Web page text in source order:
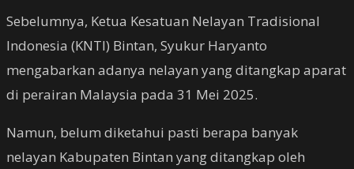
Sebelumnya, Ketua Kesatuan Nelayan Tradisional
Indonesia (KNTI) Bintan, Syukur Haryanto
mengabarkan adanya nelayan yang ditangkap aparat
di perairan Malaysia pada 31 Mei 2025.
Namun, belum diketahui pasti berapa banyak
nelayan Kabupaten Bintan yang ditangkap oleh